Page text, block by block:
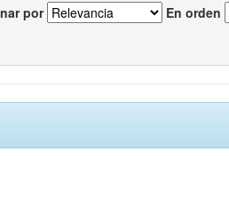
por En orden